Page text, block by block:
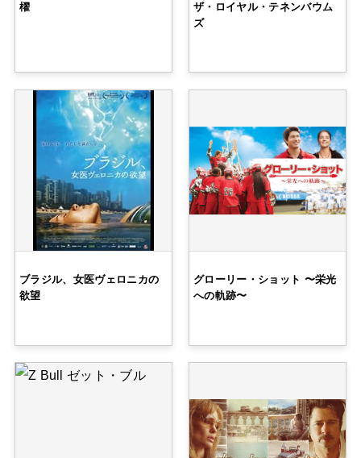
櫂
ザ・ロイヤル・テネンバウム
ズ
ブラジル、女医ヴェロニカの
欲望
グローリー・ショット 〜栄光
への軌跡〜